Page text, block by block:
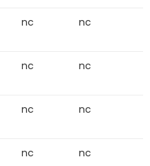
nc nc
nc nc
nc nc
nc nc